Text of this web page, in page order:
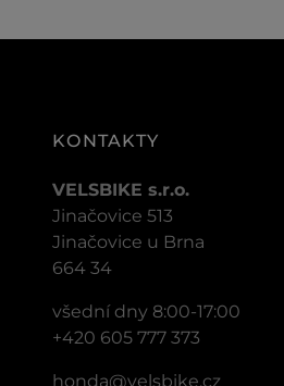
KONTAKTY
VELSBIKE s.r.o.
Jinačovice 513
Jinačovice u Brna
664 34
všední dny 8:00-17:00
+420 605 777 373
honda@velsbike.cz